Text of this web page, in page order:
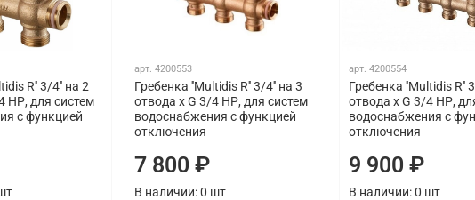
R'' 3/4'' на 2
НР, для систем
с функцией
арт.4200553
Гребенка ''Multidis R'' 3/4'' на 3
отвода x G 3/4 НР, для систем
водоснабжения с функцией
отключения
7 800 ₽
В наличии: 0 шт
арт. 4200554
Гребенка ''Multidis R''
отвода x G 3/4 НР,
водоснабжения с
отключения
9 900 ₽
В наличии: 0 шт